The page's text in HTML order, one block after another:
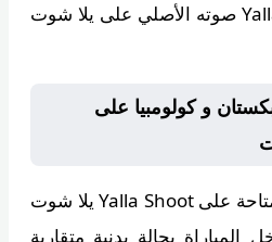
صوته الأصلي على يلا شوت
و كولومبيا على
علىYalla Shoot يلا شوت
المباراة بحالة بدنية متقاربة